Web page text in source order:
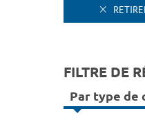
FILTRE DE
Par type de